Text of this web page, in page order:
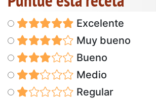
Excelente
Muy bueno
Bueno
Medio
Regular